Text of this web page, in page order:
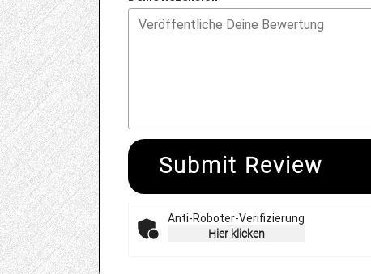
Submit Review
Anti-Roboter-Verifizierung
Hier klicken